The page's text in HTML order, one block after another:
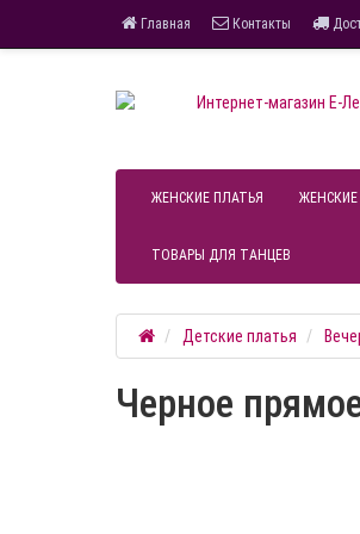
Главная Контакты
ЖЕНСКИЕ ПЛАТЬЯ
ТОВАРЫ ДЛЯ ТАНЦЕВ
Детские платья
Черное